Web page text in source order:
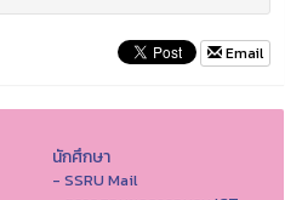
Email
นักศึกษา
- SSRU Mail